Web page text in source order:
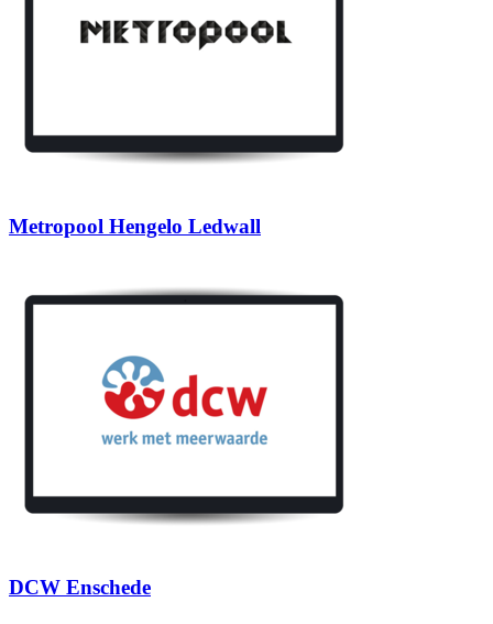
Metropool Hengelo Ledwall
DCW Enschede